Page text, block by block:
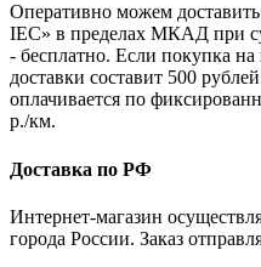
Оперативно можем
IEC» в пределах МКАД при
- бесплатно. Если покупка
доставки составит 500
оплачивается по
р./км.
Доставка по РФ
Интернет-магазин
города России. Заказ